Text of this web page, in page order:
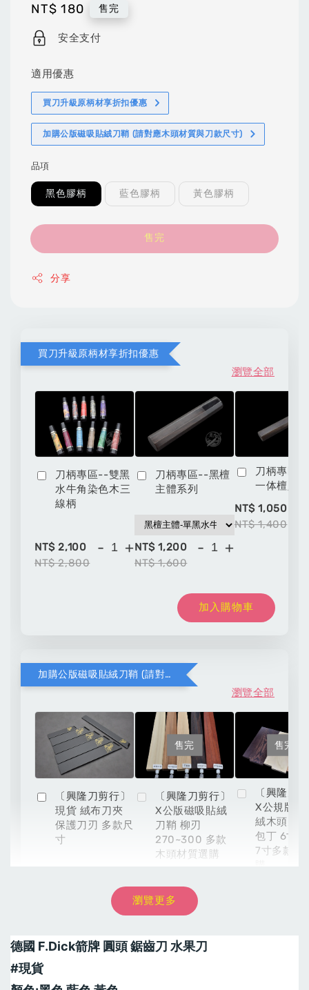
Regular
price
NT$ 180 售完
安全支付
適用優惠
買刀升級原柄材享折扣優惠
加購公版磁吸貼絨刀鞘 (請對應木頭材質與刀款尺寸)
品項
黑色膠柄 藍色膠柄 黃色膠柄
售完
分享
買刀升級原柄材享折扣優惠
瀏覽全部
刀柄專區--雙黑
水牛角染色木三
線柄
NT$ 2,100
NT$ 2,800
- +
刀柄專區--黑檀
主體系列
NT$ 1,200
NT$ 1,600
- +
刀柄專區
一体檀八
NT$ 1,050
NT$ 1,400
加入購物車
加購公版磁吸貼絨刀鞘 (請對應木頭材質與刀款尺寸)
瀏覽全部
〔興隆刀剪行〕
現貨 絨布刀夾
保護刀刃 多款尺
寸
+
售完
〔興隆刀剪行〕
X公版磁吸貼絨
刀鞘 柳刃
270~300 多款
木頭材質選購
NT$ 899
售完
〔興隆刀
X公規版磁
絨木頭刀
包丁 6寸
7寸多款材
瀏覽更多
德國 F.Dick箭牌 圓頭 鋸齒刀 水果刀
#現貨